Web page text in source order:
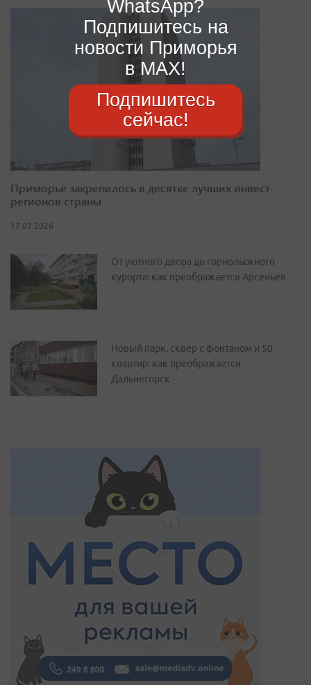
Приморье закрепилось в десятке лучших инвест-
регионов страны
17.07.2026
От уютного двора до горнолыжного
курорта: как преображается Арсеньев
Новый парк, сквер с фонтаном и 50
квартир: как преображается
Дальнегорск
WhatsApp?
Подпишитесь на
новости Приморья
в MAX!
Подпишитесь
сейчас!